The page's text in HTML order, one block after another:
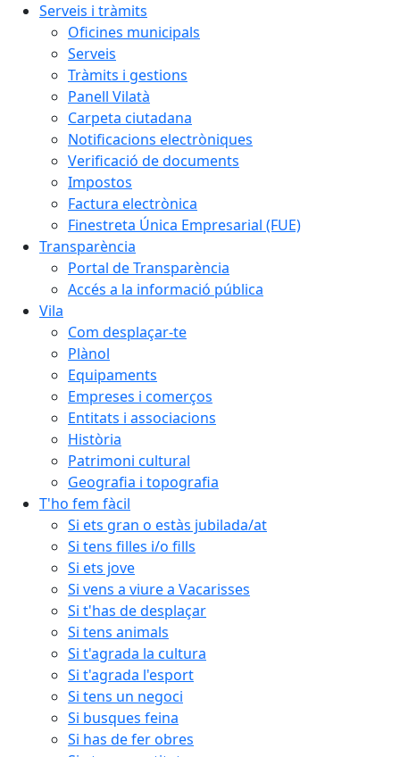
Serveis i tràmits
Oficines municipals
Serveis
Tràmits i gestions
Panell Vilatà
Carpeta ciutadana
Notificacions electròniques
Verificació de documents
Impostos
Factura electrònica
Finestreta Única Empresarial (FUE)
Transparència
Portal de Transparència
Accés a la informació pública
Vila
Com desplaçar-te
Plànol
Equipaments
Empreses i comerços
Entitats i associacions
Història
Patrimoni cultural
Geografia i topografia
T'ho fem fàcil
Si ets gran o estàs jubilada/at
Si tens filles i/o fills
Si ets jove
Si vens a viure a Vacarisses
Si t'has de desplaçar
Si tens animals
Si t'agrada la cultura
Si t'agrada l'esport
Si tens un negoci
Si busques feina
Si has de fer obres